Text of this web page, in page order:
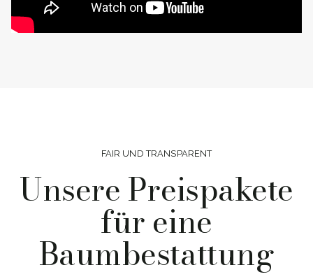
FAIR UND TRANSPARENT
Unsere Preispakete
für eine
Baumbestattung